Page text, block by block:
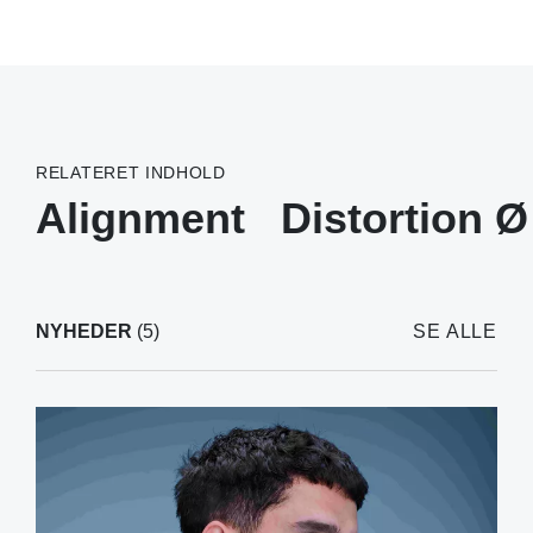
RELATERET INDHOLD
Alignment Distortion Ø
NYHEDER (5) SE ALLE